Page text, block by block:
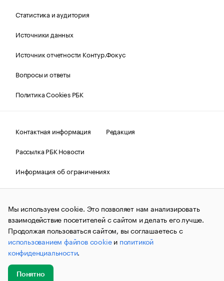
Статистика и аудитория
Источники данных
Источник отчетности Контур.Фокус
Вопросы и ответы
Политика Cookies РБК
Контактная информация
Редакция
Рассылка РБК Новости
Информация об ограничениях
Правовая информация
О соблюдении авторских прав
© АО «РОСБИЗНЕСКОНСАЛТИНГ»,1995–2026.Сообщения
и материалы информационного агентства «РБК»
(зарегистрировано Федеральной службой по надзору в сфере
связи, информационных технологий и массовых
коммуникаций (Роскомнадзор) 09.12.2015 за номером ИА
№ФС77-63848) сопровождаются пометкой «РБК». Отдельные
публикации могут содержать информацию,
не предназначенную для пользователей
до 18 лет.
Мы используем cookie. Это позволяет нам анализировать
взаимодействие посетителей с сайтом и делать его лучше.
Продолжая пользоваться сайтом, вы соглашаетесь с
использованием файлов cookieи политикой
конфиденциальности.
Понятно